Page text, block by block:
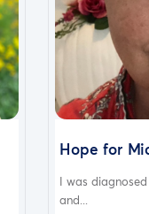
Hope for
I was
and...